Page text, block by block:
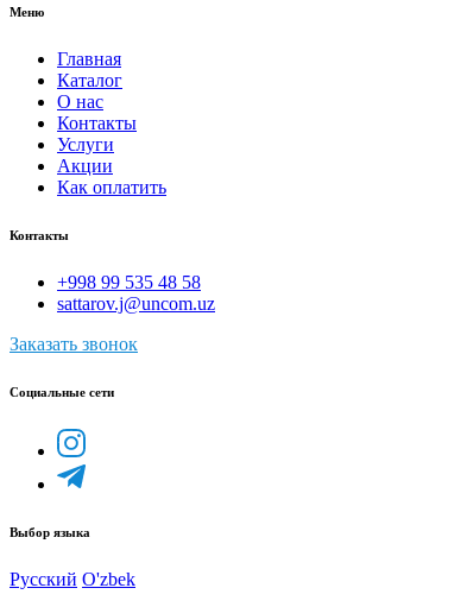
Меню
Главная
Каталог
О нас
Контакты
Услуги
Акции
Как оплатить
Контакты
+998 99 535 48 58
sattarov.j@uncom.uz
Заказать звонок
Социальные сети
Выбор языка
Русский O'zbek